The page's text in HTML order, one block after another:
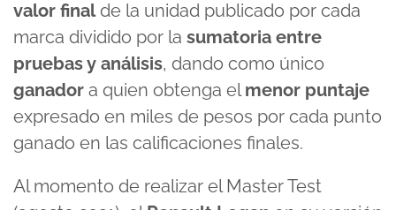
valor finalde la unidad publicado por cada
marca dividido por la sumatoria entre
pruebas y análisis, dando como único
ganador a quien obtenga elmenor puntaje
expresado en miles de pesos por cada punto
ganado en las calificaciones finales.
Al momento de realizar el Master Test